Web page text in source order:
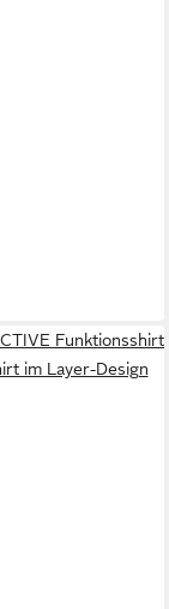
Funktionsshirt
im Layer-Design